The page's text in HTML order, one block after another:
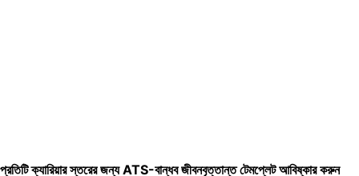
প্রতিটি ক্যারিয়ার স্তরের জন্য ATS-বান্ধব জীবনবৃত্তান্ত টেমপ্লেট আবিষ্কার করুন